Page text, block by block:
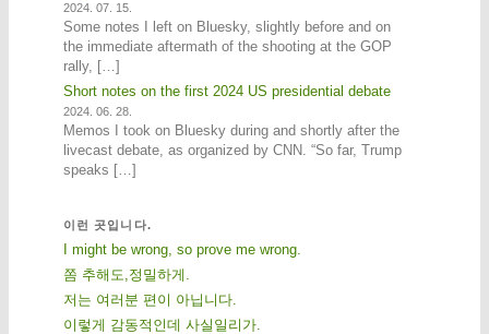
2024. 07. 15.
Some notes I left on Bluesky, slightly before and on
the immediate aftermath of the shooting at the GOP
rally, […]
Short notes on the first 2024 US presidential debate
2024. 06. 28.
Memos I took on Bluesky during and shortly after the
livecast debate, as organized by CNN. “So far, Trump
speaks […]
이런 곳입니다.
I might be wrong, so prove me wrong.
쫌 추해도,정밀하게.
저는 여러분 편이 아닙니다.
이렇게 감동적인데 사실일리가.